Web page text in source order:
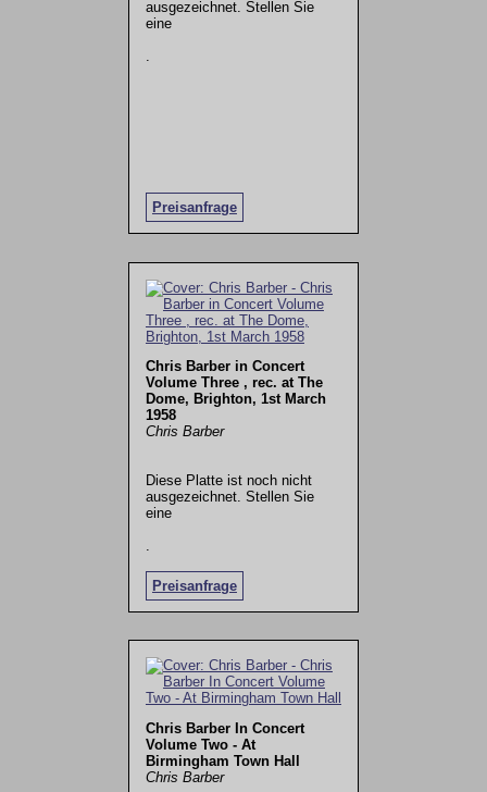
ausgezeichnet. Stellen Sie
eine
Preisanfrage
.
Chris Barber in Concert
Volume Three , rec. at The
Dome, Brighton, 1st March
1958
Chris Barber
Diese Platte ist noch nicht
ausgezeichnet. Stellen Sie
eine
Preisanfrage
.
Chris Barber In Concert
Volume Two - At
Birmingham Town Hall
Chris Barber